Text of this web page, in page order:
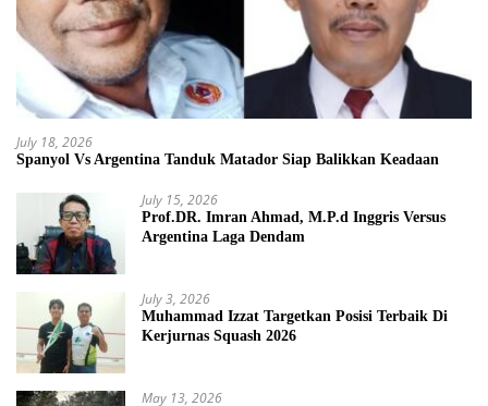
July 18, 2026
Spanyol Vs Argentina Tanduk Matador Siap Balikkan Keadaan
July 15, 2026
Prof.DR. Imran Ahmad, M.P.d Inggris Versus
Argentina Laga Dendam
July 3, 2026
Muhammad Izzat Targetkan Posisi Terbaik Di
Kerjurnas Squash 2026
May 13, 2026